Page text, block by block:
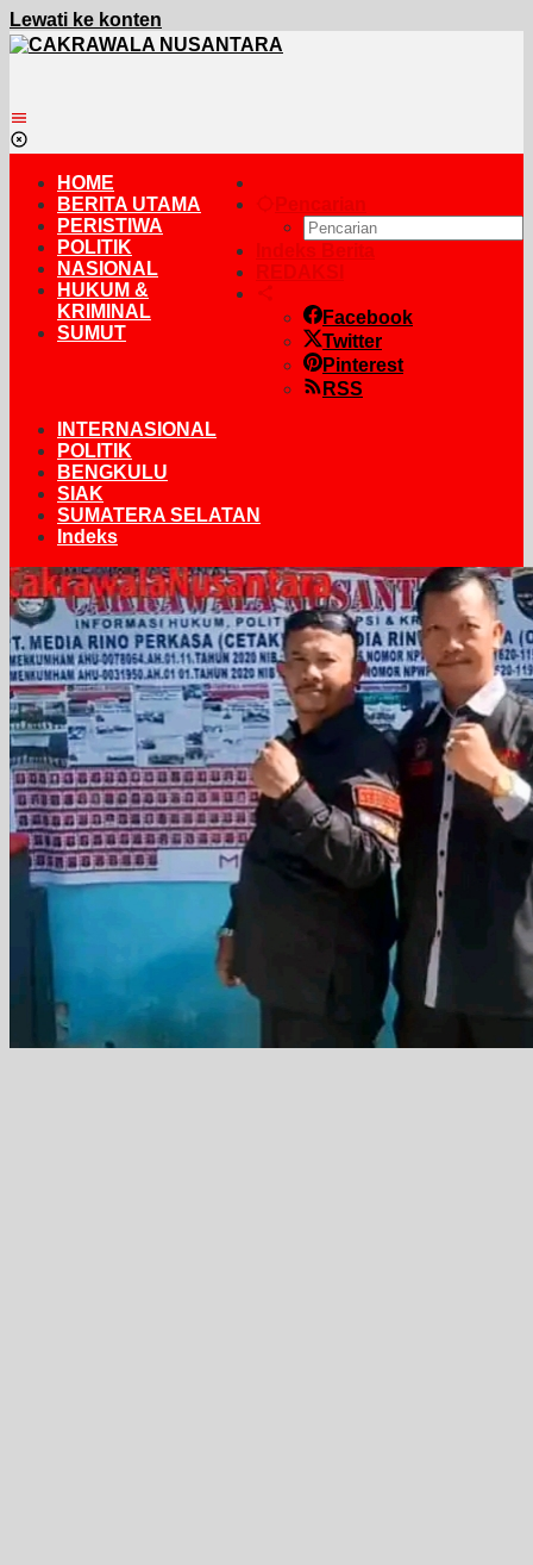
Lewati ke konten
Pencarian
Indeks Berita
REDAKSI
Facebook
Twitter
Pinterest
RSS
HOME
BERITA UTAMA
PERISTIWA
POLITIK
NASIONAL
HUKUM &
KRIMINAL
SUMUT
INTERNASIONAL
POLITIK
BENGKULU
SIAK
SUMATERA SELATAN
Indeks